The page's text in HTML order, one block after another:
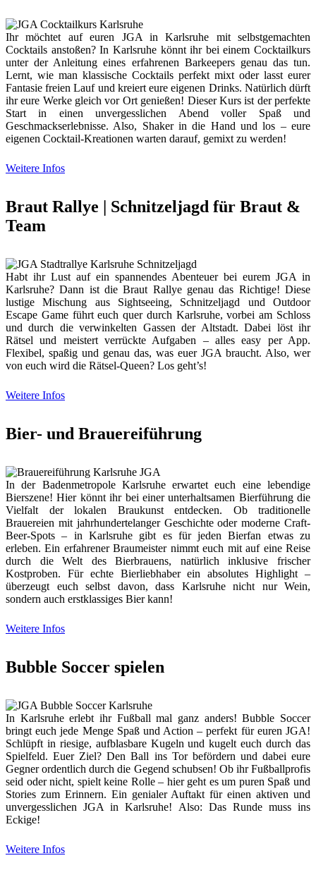
Ihr möchtet auf euren JGA in Karlsruhe mit selbstgemachten
Cocktails anstoßen? In Karlsruhe könnt ihr bei einem Cocktailkurs
unter der Anleitung eines erfahrenen Barkeepers genau das tun.
Lernt, wie man klassische Cocktails perfekt mixt oder lasst eurer
Fantasie freien Lauf und kreiert eure eigenen Drinks. Natürlich dürft
ihr eure Werke gleich vor Ort genießen! Dieser Kurs ist der perfekte
Start in einen unvergesslichen Abend voller Spaß und
Geschmackserlebnisse. Also, Shaker in die Hand und los – eure
eigenen Cocktail-Kreationen warten darauf, gemixt zu werden!
Weitere Infos
Braut Rallye | Schnitzeljagd für Braut &
Team
Habt ihr Lust auf ein spannendes Abenteuer bei eurem JGA in
Karlsruhe? Dann ist die Braut Rallye genau das Richtige! Diese
lustige Mischung aus Sightseeing, Schnitzeljagd und Outdoor
Escape Game führt euch quer durch Karlsruhe, vorbei am Schloss
und durch die verwinkelten Gassen der Altstadt. Dabei löst ihr
Rätsel und meistert verrückte Aufgaben – alles easy per App.
Flexibel, spaßig und genau das, was euer JGA braucht. Also, wer
von euch wird die Rätsel-Queen? Los geht’s!
Weitere Infos
Bier- und Brauereiführung
In der Badenmetropole Karlsruhe erwartet euch eine lebendige
Bierszene! Hier könnt ihr bei einer unterhaltsamen Bierführung die
Vielfalt der lokalen Braukunst entdecken. Ob traditionelle
Brauereien mit jahrhundertelanger Geschichte oder moderne Craft-
Beer-Spots – in Karlsruhe gibt es für jeden Bierfan etwas zu
erleben. Ein erfahrener Braumeister nimmt euch mit auf eine Reise
durch die Welt des Bierbrauens, natürlich inklusive frischer
Kostproben. Für echte Bierliebhaber ein absolutes Highlight –
überzeugt euch selbst davon, dass Karlsruhe nicht nur Wein,
sondern auch erstklassiges Bier kann!
Weitere Infos
Bubble Soccer spielen
In Karlsruhe erlebt ihr Fußball mal ganz anders! Bubble Soccer
bringt euch jede Menge Spaß und Action – perfekt für euren JGA!
Schlüpft in riesige, aufblasbare Kugeln und kugelt euch durch das
Spielfeld. Euer Ziel? Den Ball ins Tor befördern und dabei eure
Gegner ordentlich durch die Gegend schubsen! Ob ihr Fußballprofis
seid oder nicht, spielt keine Rolle – hier geht es um puren Spaß und
Stories zum Erinnern. Ein genialer Auftakt für einen aktiven und
unvergesslichen JGA in Karlsruhe! Also: Das Runde muss ins
Eckige!
Weitere Infos